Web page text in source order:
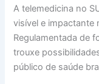
A telemedicina no
visível e
Regulamentada de
trouxe
público de saúde